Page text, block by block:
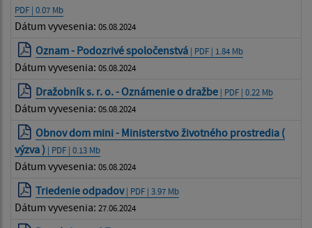
PDF | 0.07 Mb
Dátum vyvesenia: 05.08.2024
Oznam - Podozrivé spoločenstvá | PDF | 1.84 Mb
Dátum vyvesenia: 05.08.2024
Dražobník s. r. o. - Oznámenie o dražbe | PDF | 0.22 Mb
Dátum vyvesenia: 05.08.2024
Obnov dom mini - Ministerstvo životného prostredia (
výzva ) | PDF | 0.13 Mb
Dátum vyvesenia: 05.08.2024
Triedenie odpadov| PDF | 3.97 Mb
Dátum vyvesenia: 27.06.2024